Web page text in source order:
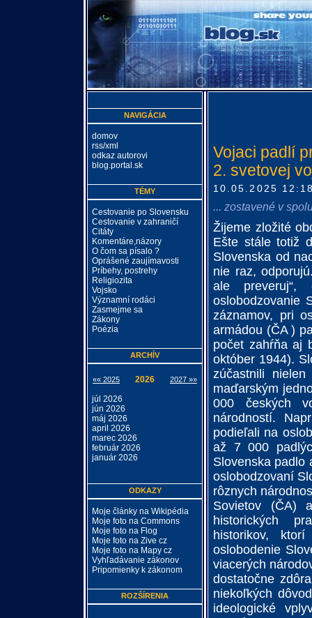
Vojaci padlí
2. svetovej
10.05.2025
... zostavené v
Žijeme zložité
Ešte stále totiž
Slovenska od
nie raz,
ale
oslobodzovanie
záznamov, pri
armádou (ČA )
počet zahŕňa aj
október 1944).
zúčastnili
maďarským
000 českých
národností.
podieľali na
až 7 000
Slovenska padlo
oslobodzovaní
rôznych
Sovietov (ČA)
historických
historikov,
oslobodenie
viacerých
dostatočne
niekoľkých
ideologické
NAVIGÁCIA
domov
rss/xml
odkaz autorovi
blog.portal.sk
TÉMY
Cestovanie po Slovensku
Cestovanie v zahraničí
Citáty
Komentáre,názory
O čom sa písalo ?
Oprášené zaujímavosti
Príbehy, postrehy
Religiozita
Vojsko
Významní rodáci
Zasmejme sa
Zákony
Poézia
ARCHÍV
«« 2025 2026 2027 »»
júl 2026
jún 2026
máj 2026
april 2026
marec 2026
február 2026
január 2026
ODKAZY
Moje články na Wikipédia
Moje foto na Commons
Moje foto na Flog
Moje foto na Zive cz
Moje foto na Mapy cz
Vyhľadávanie zákonov
Pripomienky k zákonom
ROZŠÍRENIA